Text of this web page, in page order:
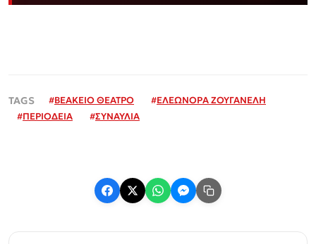
#ΒΕΑΚΕΙΟ ΘΕΑΤΡΟ #ΕΛΕΩΝΟΡΑ ΖΟΥΓΑΝΕΛΗ
#ΠΕΡΙΟΔΕΙΑ #ΣΥΝΑΥΛΙΑ